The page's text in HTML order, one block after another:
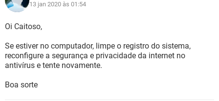
13 jan 2020 às 01:54
Oi Caitoso,
Se estiver no computador, limpe o registro do sistema,
reconfigure a segurança e privacidade da internet no
antivírus e tente novamente.
Boa sorte